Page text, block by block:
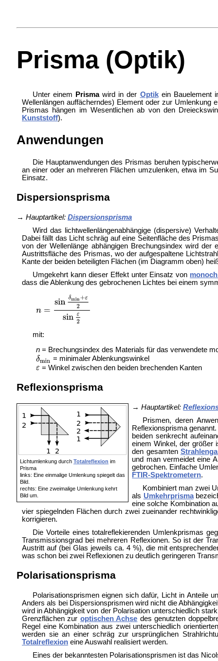
Prisma (Optik)
Unter einem Prismawird in der Optikein Bauelement
Wellenlängen auffächerndes) Element oder zur
Prismas hängen im Wesentlichen ab von den
Kunststoff).
Anwendungen
Die Hauptanwendungen des Prismas beruhen
an einer oder an mehreren Flächen umzulenken, etwa im
Einsatz.
Dispersionsprisma
→ Hauptartikel: Dispersionsprisma
Wird das lichtwellenlängenabhängige (dispersive)
Dabei fällt das Licht schräg auf eine Seitenfläche des
von der Wellenlänge abhängigen Brechungsindex wird
Austrittsfläche des Prismas, wo der aufgespaltene
Kante der beiden beteiligten Flächen (im Diagramm oben)
Umgekehrt kann dieser Effekt unter Einsatz von
dass die Ablenkung des gebrochenen Lichtes bei einem
mit:
n= Brechungsindex des Materials für das verwendete
= minimaler Ablenkungswinkel
= Winkel zwischen den beiden brechenden Kanten
Reflexionsprisma
Lichtumlenkung durch Totalreflexion im
Prisma
links: Eine einmalige Umlenkung spiegelt das
Bild.
rechts: Eine zweimalige Umlenkung kehrt
Bild um.
→Hauptartikel:
Prismen, deren
Reflexionsprisma
beiden senkrecht
einem Winkel, der größer
den gesamten
und man vermeidet eine
gebrochen. Einfache
FTIR-Spektrometern.
Kombiniert man zwei
als Umkehrprisma
eine solche Kombination
vier spiegelnden Flächen durch zwei zueinander
korrigieren.
Die Vorteile eines totalreflekierenden Umlenkprismas
Transmissionsgrad bei mehreren Reflexionen. So ist der
Austritt auf (bei Glas jeweils ca. 4 %), die mit
was schon bei zwei Reflexionen zu deutlich geringeren
Polarisationsprisma
Polarisationsprismen eignen sich dafür, Licht in Anteile
Anders als bei Dispersionsprismen wird nicht die
wird in Abhängigkeit von der Polarisation unterschiedlich
Grenzflächen zur optischen Achse des genutzten
Regel eine Kombination aus zwei unterschiedlich
werden sie an einer schräg zur ursprünglichen
Totalreflexioneine Auswahl realisiert werden.
Eines der bekanntesten Polarisationsprismen ist das